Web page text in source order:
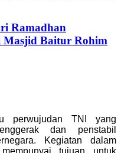
Ramadhan
Masjid Baitur Rohim
perwujudan TNI yang
dan penstabil
Kegiatan dalam